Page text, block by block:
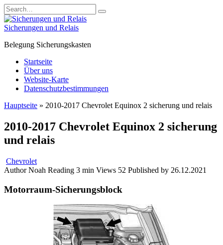
Skip
to
content
Search
for:
Sicherungen und Relais
Belegung Sicherungskasten
Startseite
Über uns
Website-Karte
Datenschutzbestimmungen
Hauptseite » 2010-2017 Chevrolet Equinox 2 sicherung und relais
2010-2017 Chevrolet Equinox 2 sicherung
und relais
Chevrolet
Author Noah Reading 3 min Views 52 Published by 26.12.2021
Motorraum-Sicherungsblock